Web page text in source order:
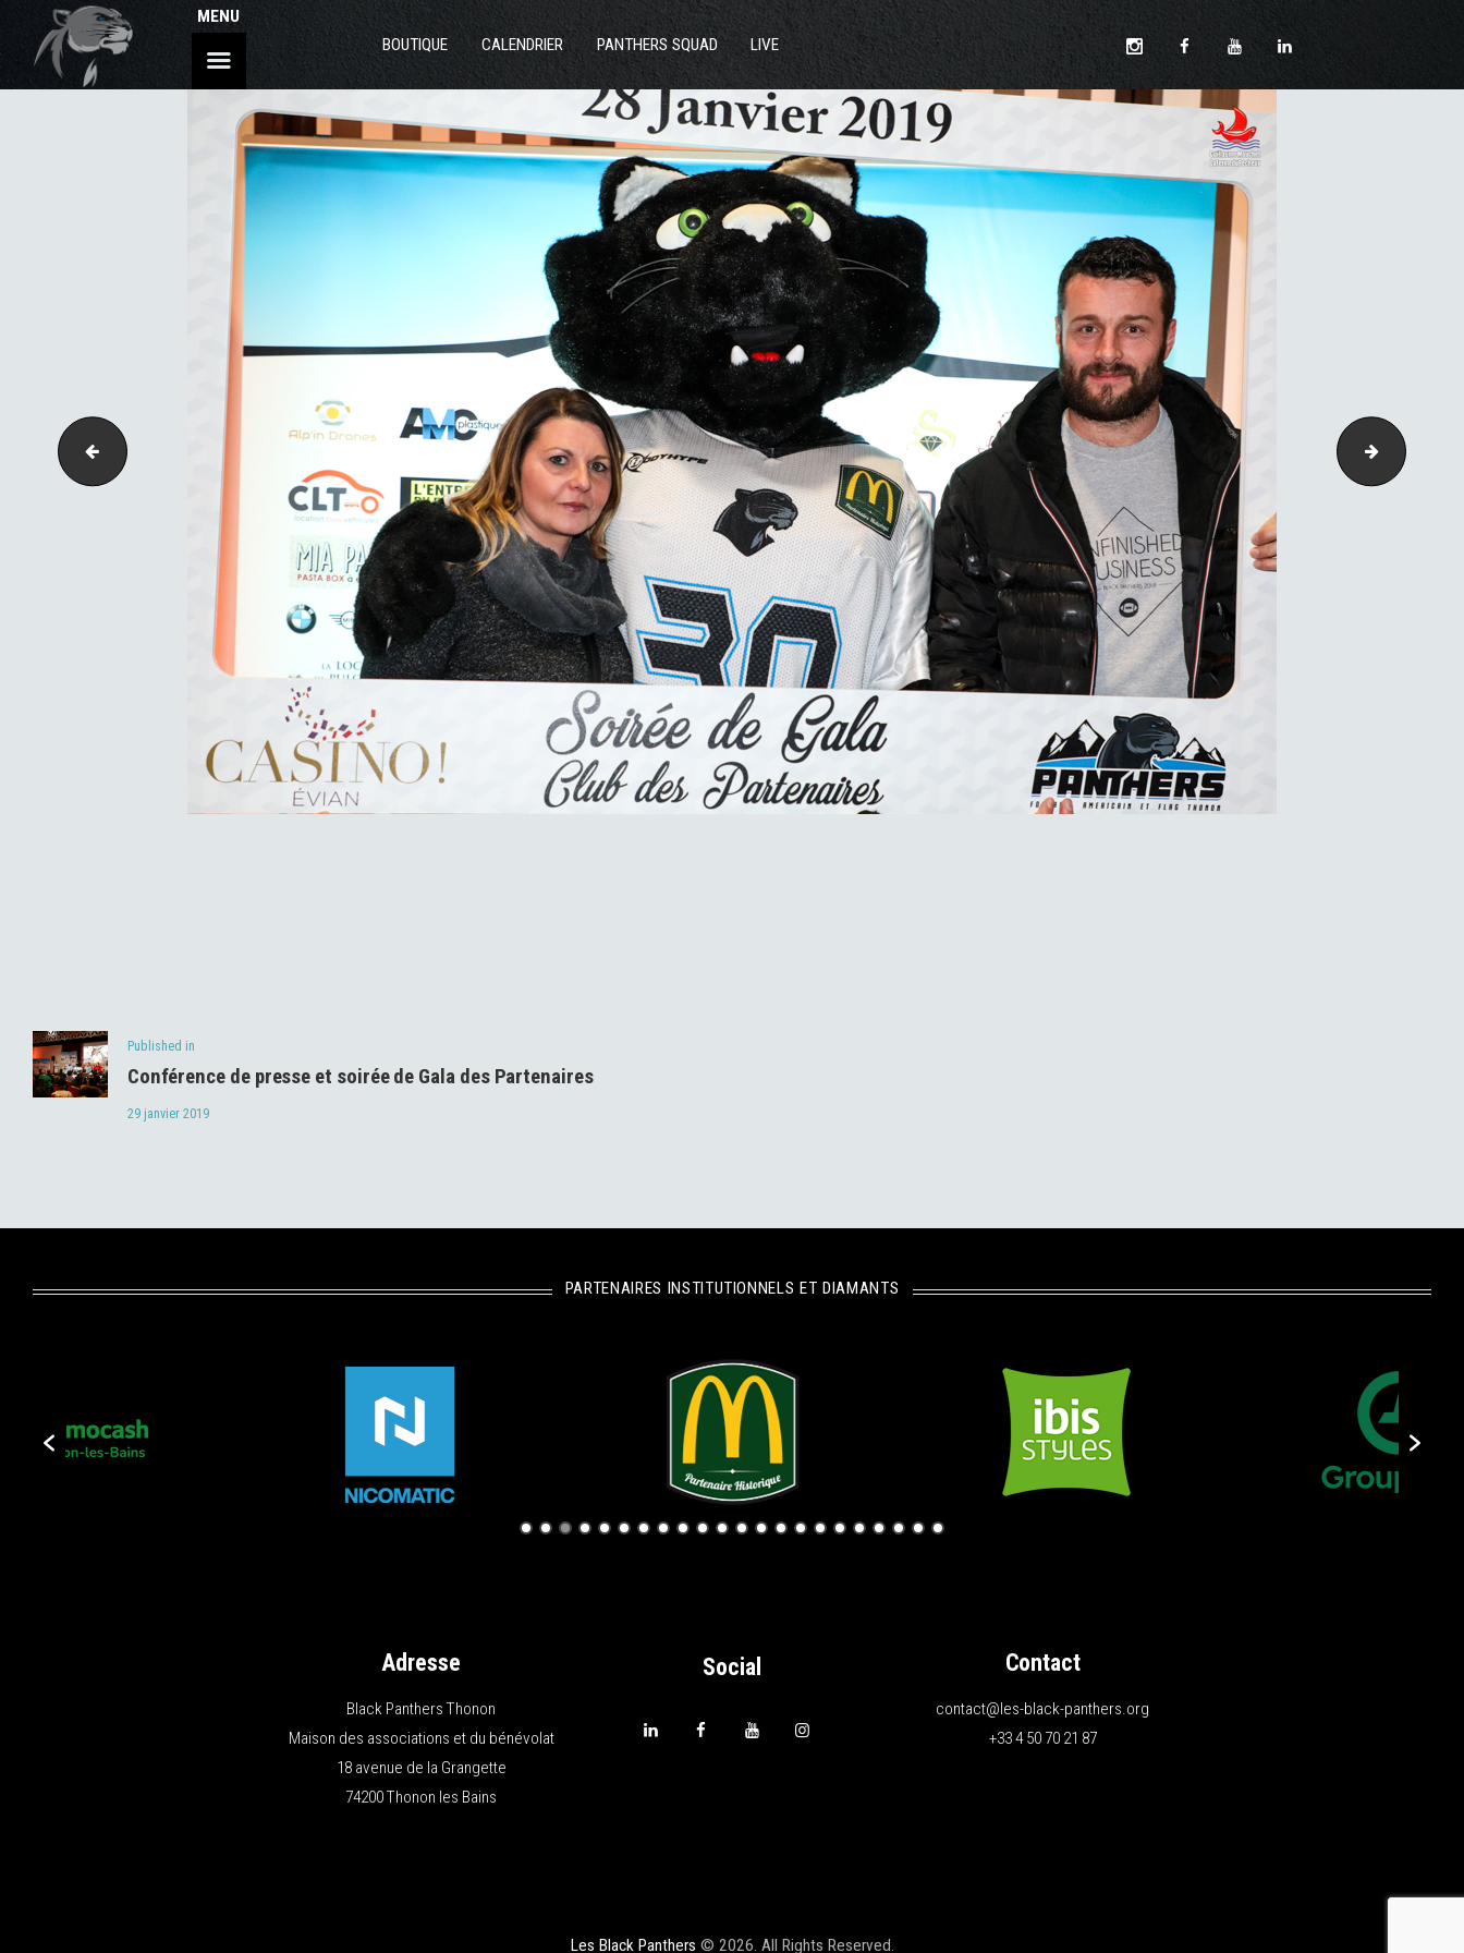
MENU
BOUTIQUE
CALENDRIER PANTHERS SQUAD LIVE
ACTUS
SECTIONS
CLUB
COMMUNAUTÉ
PARTENAIRES
CONTACT
169-3 177-3
de
l’article
Published in
post:
Conférence de presse et soirée de Gala des Partenaires
29 janvier 2019
PARTENAIRES INSTITUTIONNELS ET DIAMANTS
Adresse
Black Panthers Thonon
Maison des associations et du bénévolat
18 avenue de la Grangette
74200 Thonon les Bains
Social Contact
contact@les-black-panthers.org
+33 4 50 70 21 87
Les Black Panthers © 2026. All Rights Reserved.